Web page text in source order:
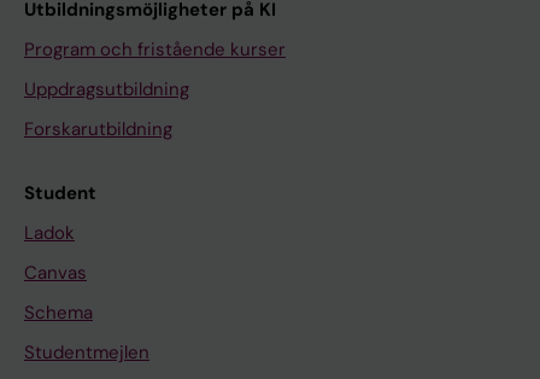
Utbildningsmöjligheter på KI
Program och fristående kurser
Uppdragsutbildning
Forskarutbildning
Student
Ladok
Canvas
Schema
Studentmejlen